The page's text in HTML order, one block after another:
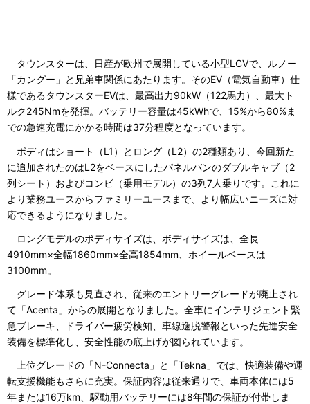
タウンスターは、日産が欧州で展開している小型LCVで、ルノー
「カングー」と兄弟車関係にあたります。そのEV（電気自動車）仕
様であるタウンスターEVは、最高出力90kW（122馬力）、最大ト
ルク245Nmを発揮。バッテリー容量は45kWhで、15%から80%ま
での急速充電にかかる時間は37分程度となっています。
ボディはショート（L1）とロング（L2）の2種類あり、今回新た
に追加されたのはL2をベースにしたパネルバンのダブルキャブ（2
列シート）およびコンビ（乗用モデル）の3列7人乗りです。これに
より業務ユースからファミリーユースまで、より幅広いニーズに対
応できるようになりました。
ロングモデルのボディサイズは、ボディサイズは、全長
4910mm×全幅1860mm×全高1854mm、ホイールベースは
3100mm。
グレード体系も見直され、従来のエントリーグレードが廃止され
て「Acenta」からの展開となりました。全車にインテリジェント緊
急ブレーキ、ドライバー疲労検知、車線逸脱警報といった先進安全
装備を標準化し、安全性能の底上げが図られています。
上位グレードの「N-Connecta」と「Tekna」では、快適装備や運
転支援機能もさらに充実。保証内容は従来通りで、車両本体には5
年または16万km、駆動用バッテリーには8年間の保証が付帯しま